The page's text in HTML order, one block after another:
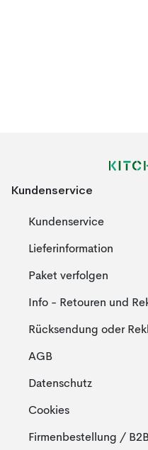
Kundenservice
Kundenservice
Lieferinformation
Paket verfolgen
Info - Retouren und
Rücksendung oder
AGB
Datenschutz
Cookies
Firmenbestellung /